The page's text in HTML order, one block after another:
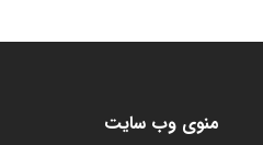
منوی وب سایت